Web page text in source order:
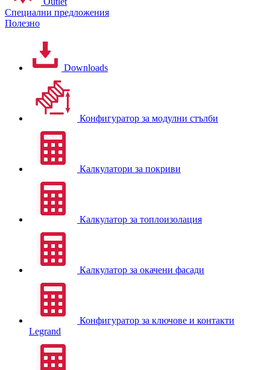
Специални предложения
Полезно
Downloads
Конфигуратор за модулни стълби
Калкулатори за покриви
Калкулатор за топлоизолация
Калкулатор за окачени фасади
Конфигуратор за ключове и контакти
Legrand